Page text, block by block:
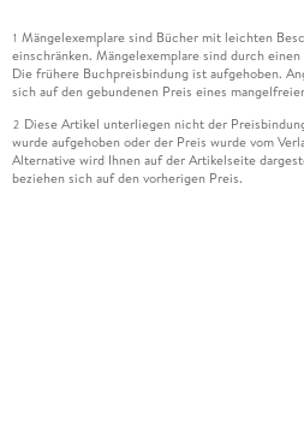
1 Mängelexemplare sind Bücher mit leichten
einschränken. Mängelexemplare sind durch
Die frühere Buchpreisbindung ist aufgehoben.
sich auf den gebundenen Preis eines
2 Diese Artikel unterliegen nicht der
wurde aufgehoben oder der Preis wurde vom
Alternative wird Ihnen auf der Artikelseite
beziehen sich auf den vorherigen Preis.